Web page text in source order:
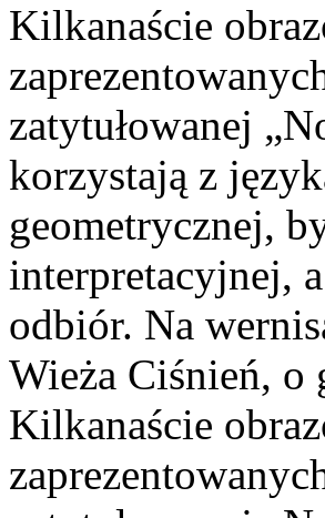
Kilkanaście
zatytułowanej
korzystają z
geometrycznej,
interpretacyjnej,
odbiór. Na
Wieża Ciśnień, o
Kilkanaście